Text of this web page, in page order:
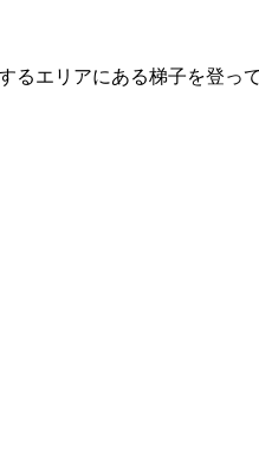
るエリアにある梯子を登っ